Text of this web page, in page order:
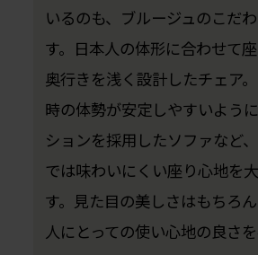
いるのも、ブルージュのこだ
す。日本人の体形に合わせて座
奥行きを浅く設計したチェア
時の体勢が安定しやすいよう
ションを採用したソファなど
では味わいにくい座り心地を
す。見た目の美しさはもちろ
人にとっての使い心地の良さを